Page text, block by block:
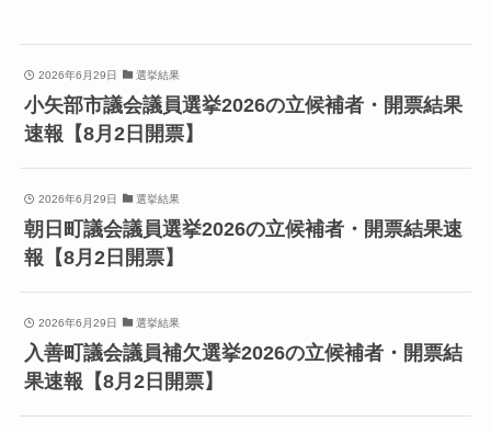
2026年6月29日 選挙結果
小矢部市議会議員選挙2026の立候補者・開票結果
速報【8月2日開票】
2026年6月29日 選挙結果
朝日町議会議員選挙2026の立候補者・開票結果速
報【8月2日開票】
2026年6月29日 選挙結果
入善町議会議員補欠選挙2026の立候補者・開票結
果速報【8月2日開票】